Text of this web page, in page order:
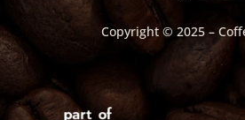
Copyright © 2025 –